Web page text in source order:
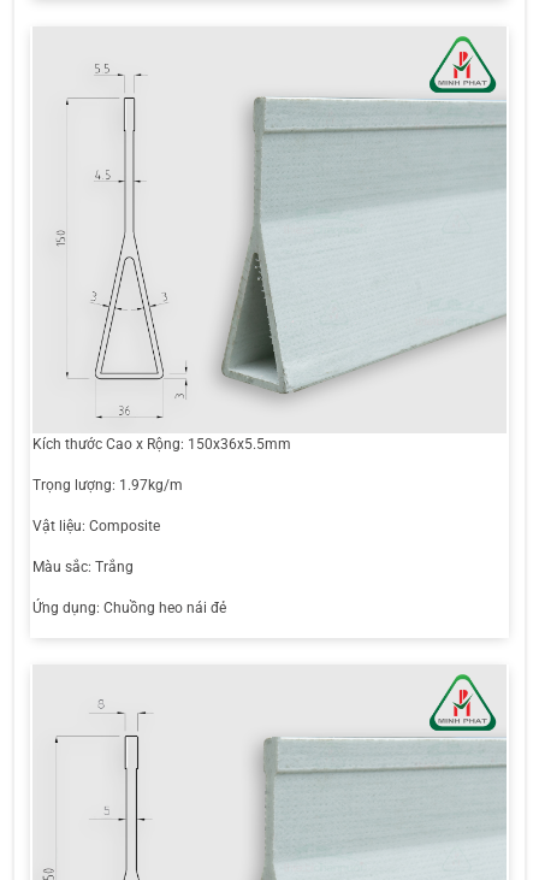
Kích thước Cao x Rộng: 150x36x5.5mm
Trọng lượng: 1.97kg/m
Vật liệu: Composite
Màu sắc: Trắng
Ứng dụng: Chuồng heo nái đẻ